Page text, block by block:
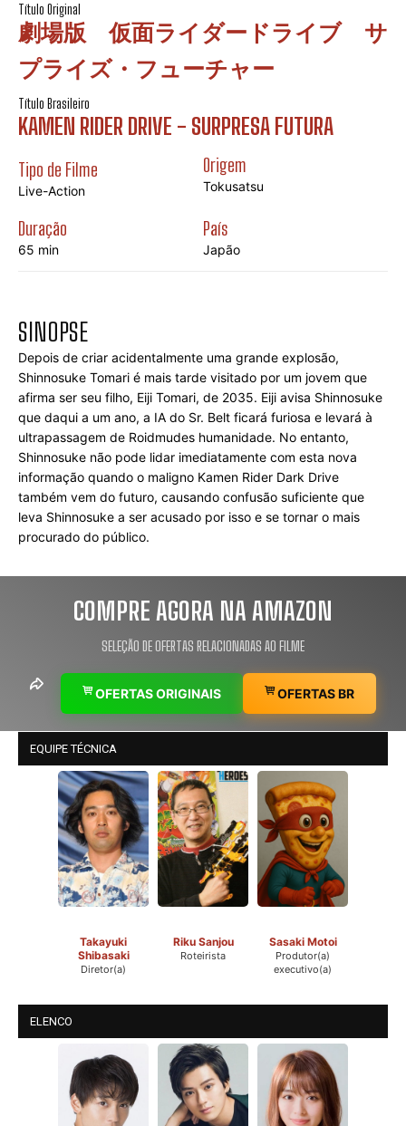
Título Original
劇場版 仮面ライダードライブ サ
プライズ・フューチャー
Título Brasileiro
KAMEN RIDER DRIVE - SURPRESA FUTURA
Tipo de Filme
Live-Action
Origem
Tokusatsu
Duração
65 min
País
Japão
SINOPSE
Depois de criar acidentalmente uma grande explosão,
Shinnosuke Tomari é mais tarde visitado por um jovem que
afirma ser seu filho, Eiji Tomari, de 2035. Eiji avisa Shinnosuke
que daqui a um ano, a IA do Sr. Belt ficará furiosa e levará à
ultrapassagem de Roidmudes humanidade. No entanto,
Shinnosuke não pode lidar imediatamente com esta nova
informação quando o maligno Kamen Rider Dark Drive
também vem do futuro, causando confusão suficiente que
leva Shinnosuke a ser acusado por isso e se tornar o mais
procurado do público.
COMPRE AGORA NA AMAZON
SELEÇÃO DE OFERTAS RELACIONADAS AO FILME
OFERTAS ORIGINAIS OFERTAS BR
EQUIPE TÉCNICA
Takayuki
Shibasaki
Diretor(a)
Riku Sanjou
Roteirista
Sasaki Motoi
Produtor(a)
executivo(a)
ELENCO